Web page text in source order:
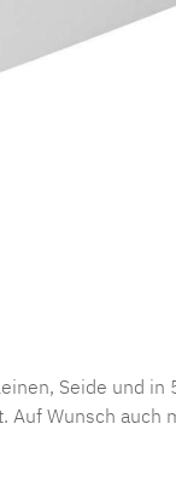
Seide und in
Wunsch auch